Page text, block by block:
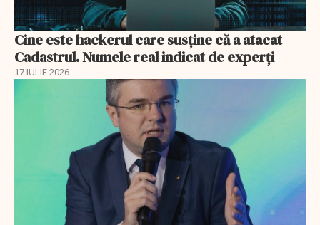
Cine este hackerul care susține că a atacat
Cadastrul. Numele real indicat de experți
17 IULIE 2026